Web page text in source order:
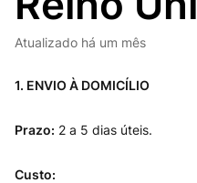
Atualizado há um mês
1. ENVIO À DOMICÍLIO
Prazo: 2 a 5 dias úteis.
Custo: